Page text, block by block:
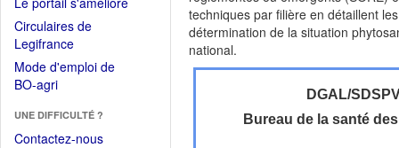
Circulaires de
Legifrance(Ouvrir
dans
une
fenêtre)
Mode d'emploi de
BO-agri(Ouvrir
une
nouvelle
UNE DIFFICULTÉ ?
Contactez-nous
techniques par filière en détaillent
détermination de la situation
national.
DGAL/
Bureau de la santé